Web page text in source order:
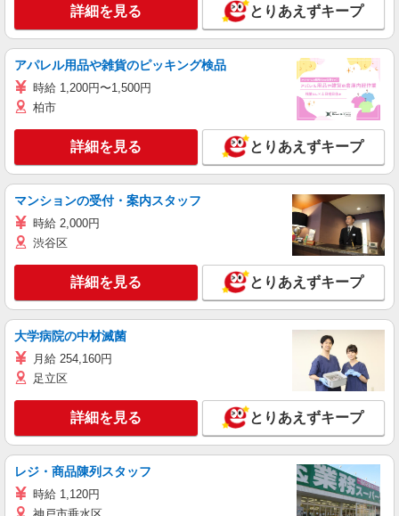
詳細を見る とりあえずキープ
アパレル用品や雑貨のピッキング検品
時給 1,200円〜1,500円
柏市
詳細を見る とりあえずキープ
マンションの受付・案内スタッフ
時給 2,000円
渋谷区
詳細を見る とりあえずキープ
大学病院の中材滅菌
月給 254,160円
足立区
詳細を見る とりあえずキープ
レジ・商品陳列スタッフ
時給 1,120円